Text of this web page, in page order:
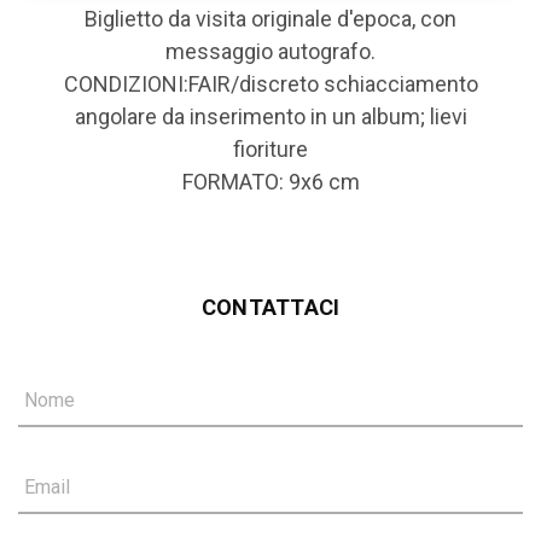
Biglietto da visita originale d'epoca, con
messaggio autografo.
CONDIZIONI:FAIR/discreto schiacciamento
angolare da inserimento in un album; lievi
fioriture
FORMATO: 9x6 cm
CONTATTACI
Nome
Email